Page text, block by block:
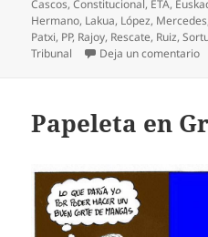
el
Cascos,Constitucional, ETA,
Hermano, Lakua, López, Mercedes
Patxi, PP, Rajoy, Rescate, Ruiz,
Tribunal
Deja un comentario
Papeleta en